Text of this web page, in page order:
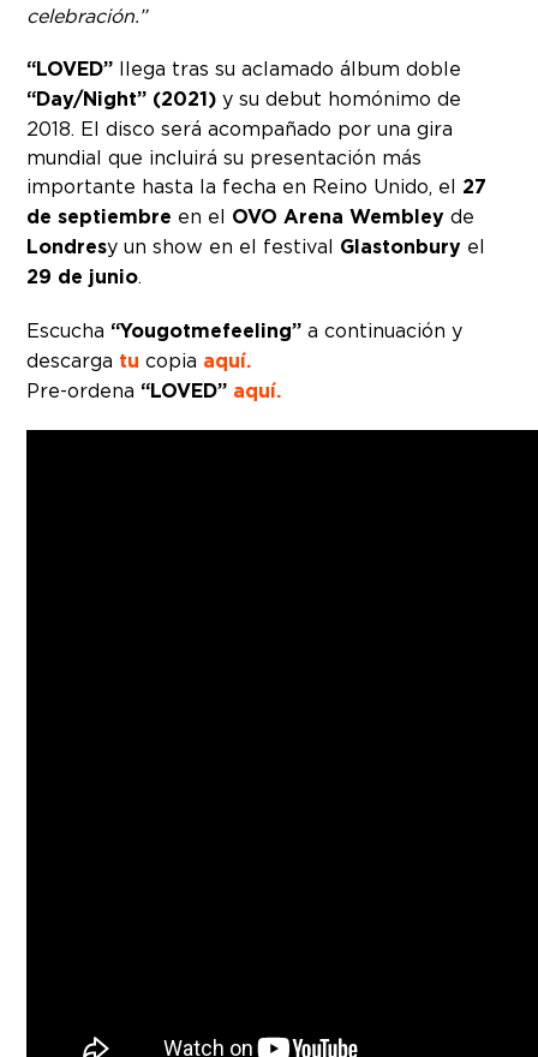
celebración.”
“LOVED” llega tras su aclamado álbum doble
“Day/Night” (2021) y su debut homónimo de
2018. El disco será acompañado por una gira
mundial que incluirá su presentación más
importante hasta la fecha en Reino Unido, el 27
de septiembre en el OVO Arena Wembley de
Londresy un show en el festival Glastonbury el
29 de junio.
Escucha “Yougotmefeeling” a continuación y
descarga tucopia aquí.
Pre-ordena “LOVED” aquí.